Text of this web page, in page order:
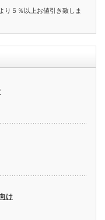
り５％以上お値引き致しま
け